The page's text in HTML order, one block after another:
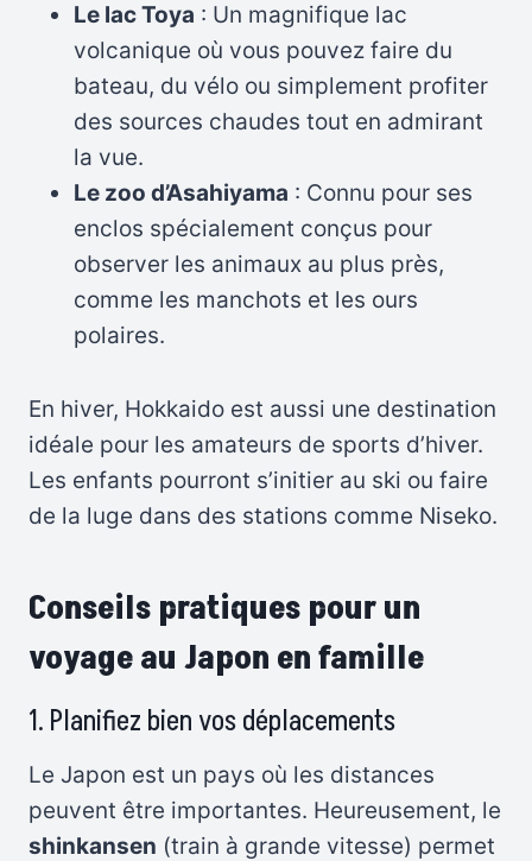
Le lac Toya : Un magnifique lac
volcanique où vous pouvez faire du
bateau, du vélo ou simplement profiter
des sources chaudes tout en admirant
la vue.
Le zoo d’Asahiyama : Connu pour ses
enclos spécialement conçus pour
observer les animaux au plus près,
comme les manchots et les ours
polaires.
En hiver, Hokkaido est aussi une destination
idéale pour les amateurs de sports d’hiver.
Les enfants pourront s’initier au ski ou faire
de la luge dans des stations comme Niseko.
Conseils pratiques pour un
voyage au Japon en famille
1. Planifiez bien vos déplacements
Le Japon est un pays où les distances
peuvent être importantes. Heureusement, le
shinkansen (train à grande vitesse) permet